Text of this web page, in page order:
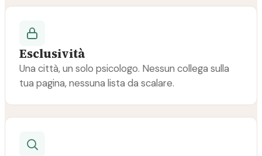
Esclusività
Una città, un solo psicologo. Nessun collega sulla
tua pagina, nessuna lista da scalare.